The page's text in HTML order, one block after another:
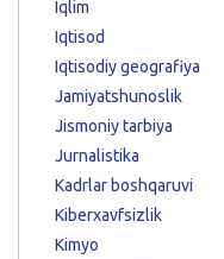
Iqlim
Iqtisod
Iqtisodiy geografiya
Jamiyatshunoslik
Jismoniy tarbiya
Jurnalistika
Kadrlar boshqaruvi
Kiberxavfsizlik
Kimyo